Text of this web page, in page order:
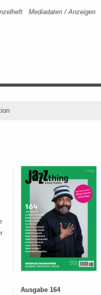
Mediadaten / Anzeigen
Ausgabe 164